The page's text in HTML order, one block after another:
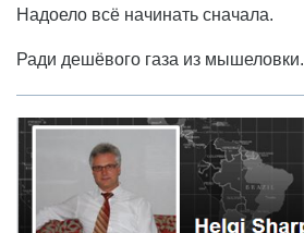
Надоело всё начинать сначала.
Ради дешёвого газа из мышеловки.